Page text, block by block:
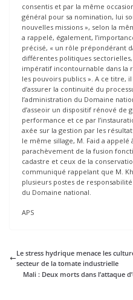
consentis et par la même
général pour sa nomination, lui
nouvelles missions », selon la
a rappelé, également,
précisé, « un rôle prépondérant
différentes politiques
impératif incontournable dans la
les pouvoirs publics ». A ce titre,
d’assurer la continuité du
l’administration du Domaine
d’asseoir un dispositif rénové de
performance et ce par
axée sur la gestion par les
le même sillage, M. Faid a
parachèvement de la fusion
cadastre et ceux de la
communiqué rappelant que M.
plusieurs postes de
du Domaine national.
APS
Le stress hydrique menace les
secteur de la tomate industrielle
Mali : Deux morts dans l’attaque